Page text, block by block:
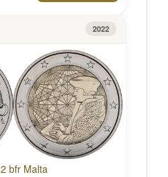
2022
bfr Malta